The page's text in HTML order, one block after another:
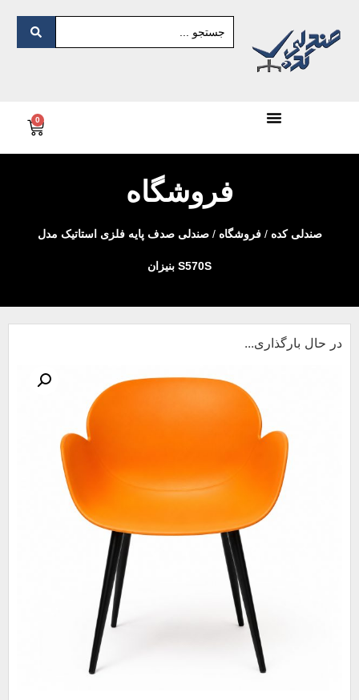
0
فروشگاه
صندلی کده/فروشگاه/صندلی صدف پایه فلزی استاتیک مدل
S570S بنیزان
در حال بارگذاری...